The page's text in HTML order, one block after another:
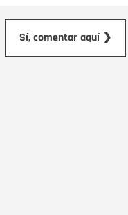
Sí, comentar aquí ❯